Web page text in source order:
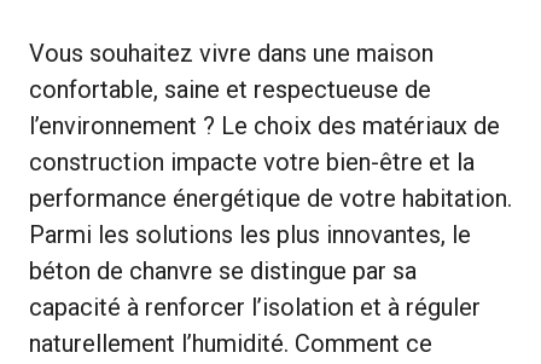
Vous souhaitez vivre dans une maison
confortable, saine et respectueuse de
l’environnement ? Le choix des matériaux de
construction impacte votre bien-être et la
performance énergétique de votre habitation.
Parmi les solutions les plus innovantes, le
béton de chanvre se distingue par sa
capacité à renforcer l’isolation et à réguler
naturellement l’humidité. Comment ce